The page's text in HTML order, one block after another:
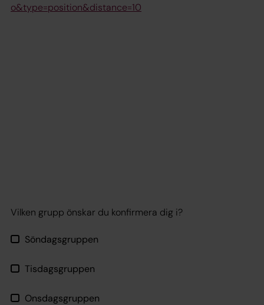
o&type=position&distance=10
Vilken grupp önskar du konfirmera dig i?
Söndagsgruppen
Tisdagsgruppen
Onsdagsgruppen